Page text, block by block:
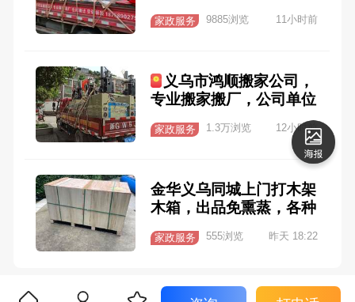
家具拆装，空调拆装维修
家政服务 9885浏览 11小时前
义乌市鸿顺搬家公司，
专业搬家搬厂，公司单位
搬迁，专业搬钢琴，家具
拆装，叉车吊机搬移机
器，空调拆装，空调维
家政服务 1.3万浏览 12小时前
金华义乌同城上门打木架
木箱，出品免熏蒸，各种
托车，电动车，家具，洁
家政服务 555浏览 昨天 18:22